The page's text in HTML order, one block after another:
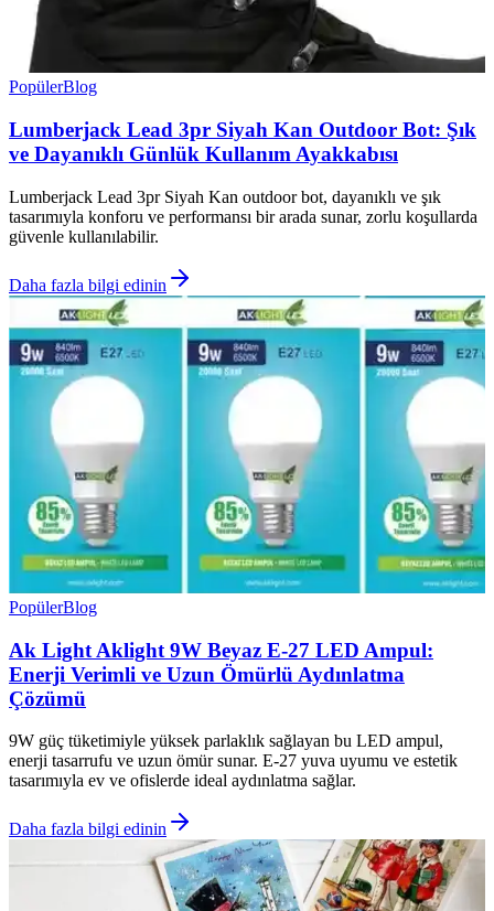
PopülerBlog
Lumberjack Lead 3pr Siyah Kan Outdoor Bot: Şık
ve Dayanıklı Günlük Kullanım Ayakkabısı
Lumberjack Lead 3pr Siyah Kan outdoor bot, dayanıklı ve şık
tasarımıyla konforu ve performansı bir arada sunar, zorlu koşullarda
güvenle kullanılabilir.
Daha fazla bilgi edinin
PopülerBlog
Ak Light Aklight 9W Beyaz E-27 LED Ampul:
Enerji Verimli ve Uzun Ömürlü Aydınlatma
Çözümü
9W güç tüketimiyle yüksek parlaklık sağlayan bu LED ampul,
enerji tasarrufu ve uzun ömür sunar. E-27 yuva uyumu ve estetik
tasarımıyla ev ve ofislerde ideal aydınlatma sağlar.
Daha fazla bilgi edinin